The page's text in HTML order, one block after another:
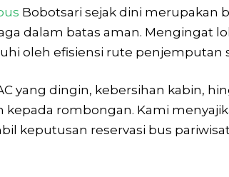
Bobotsari sejak dini merupakan
dalam batas aman. Mengingat
oleh efisiensi rute
yang dingin, kebersihan kabin,
kepada rombongan. Kami
keputusan reservasi bus